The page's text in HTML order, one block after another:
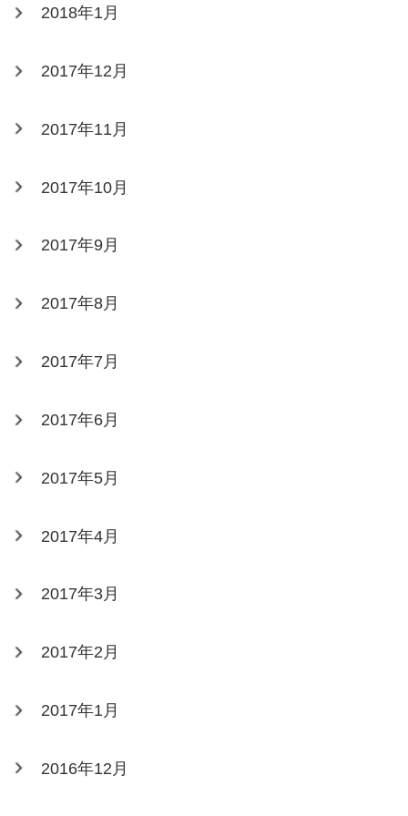
2018年1月
2017年12月
2017年11月
2017年10月
2017年9月
2017年8月
2017年7月
2017年6月
2017年5月
2017年4月
2017年3月
2017年2月
2017年1月
2016年12月